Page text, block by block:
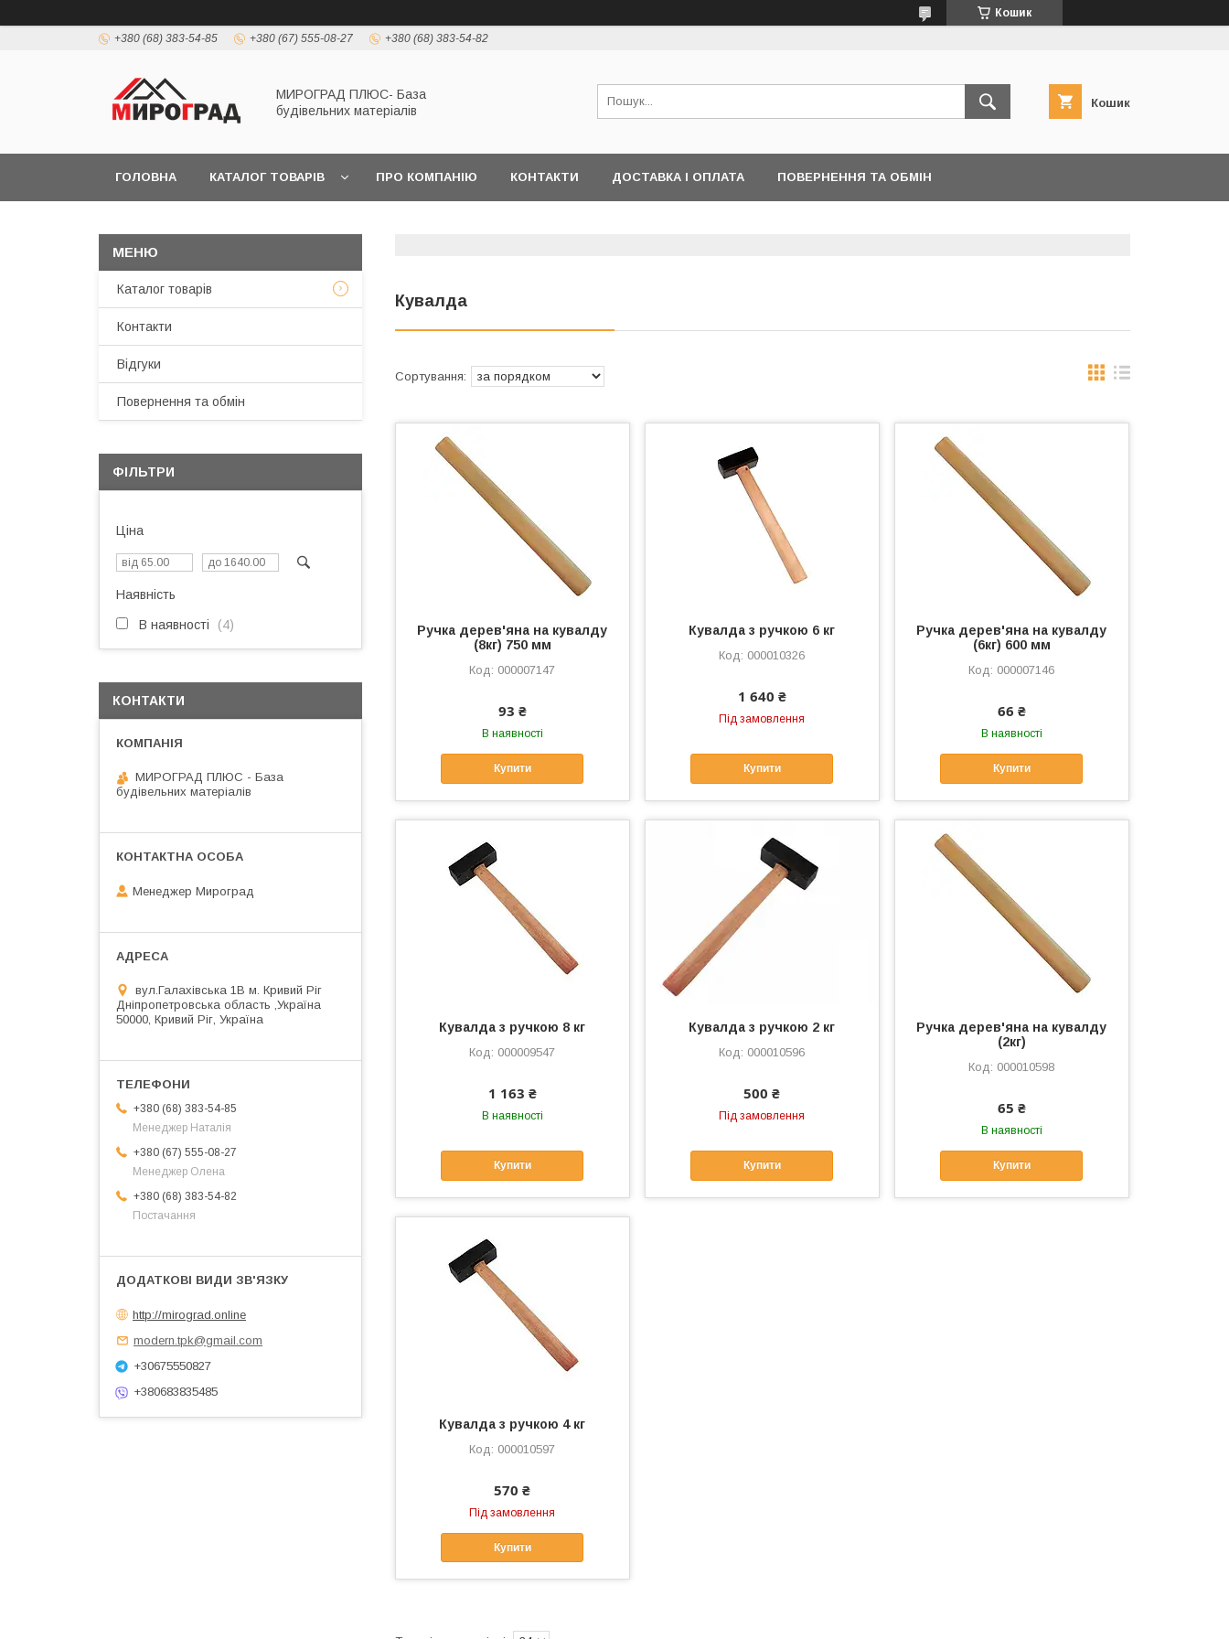
Кошик
+380 (68) 383-54-85 +380 (67) 555-08-27 +380 (68) 383-54-82
МИРОГРАД ПЛЮС- База
будівельних матеріалів
Кошик
ГОЛОВНА КАТАЛОГ ТОВАРІВ ПРО КОМПАНІЮ КОНТАКТИ ДОСТАВКА І ОПЛАТА ПОВЕРНЕННЯ ТА ОБМІН
Кувалда
Ручка дерев'яна на кувалду
(8кг) 750 мм
000007147
93 ₴
В наявності
Купити
Кувалда з ручкою 6 кг
000010326
1 640 ₴
Під замовлення
Купити
Ручка дерев'яна на кувалду
(6кг) 600 мм
000007146
66 ₴
В наявності
Купити
Кувалда з ручкою 8 кг
000009547
1 163 ₴
В наявності
Купити
Кувалда з ручкою 2 кг
000010596
500 ₴
Під замовлення
Купити
Ручка дерев'яна на кувалду
(2кг)
000010598
65 ₴
В наявності
Купити
Кувалда з ручкою 4 кг
000010597
570 ₴
Під замовлення
Купити
Каталог товарів
Контакти
Відгуки
Повернення та обмін
ФІЛЬТРИ
Ціна
Наявність
В наявності 4
КОНТАКТИ
МИРОГРАД ПЛЮС - База
будівельних матеріалів
Менеджер Мироград
вул.Галахівська 1В м. Кривий Ріг
Дніпропетровська область ,Україна
50000, Кривий Ріг, Україна
+380 (68) 383-54-85
Менеджер Наталія
+380 (67) 555-08-27
Менеджер Олена
+380 (68) 383-54-82
Постачання
http://mirograd.online
modern.tpk@gmail.com
+30675550827
+380683835485